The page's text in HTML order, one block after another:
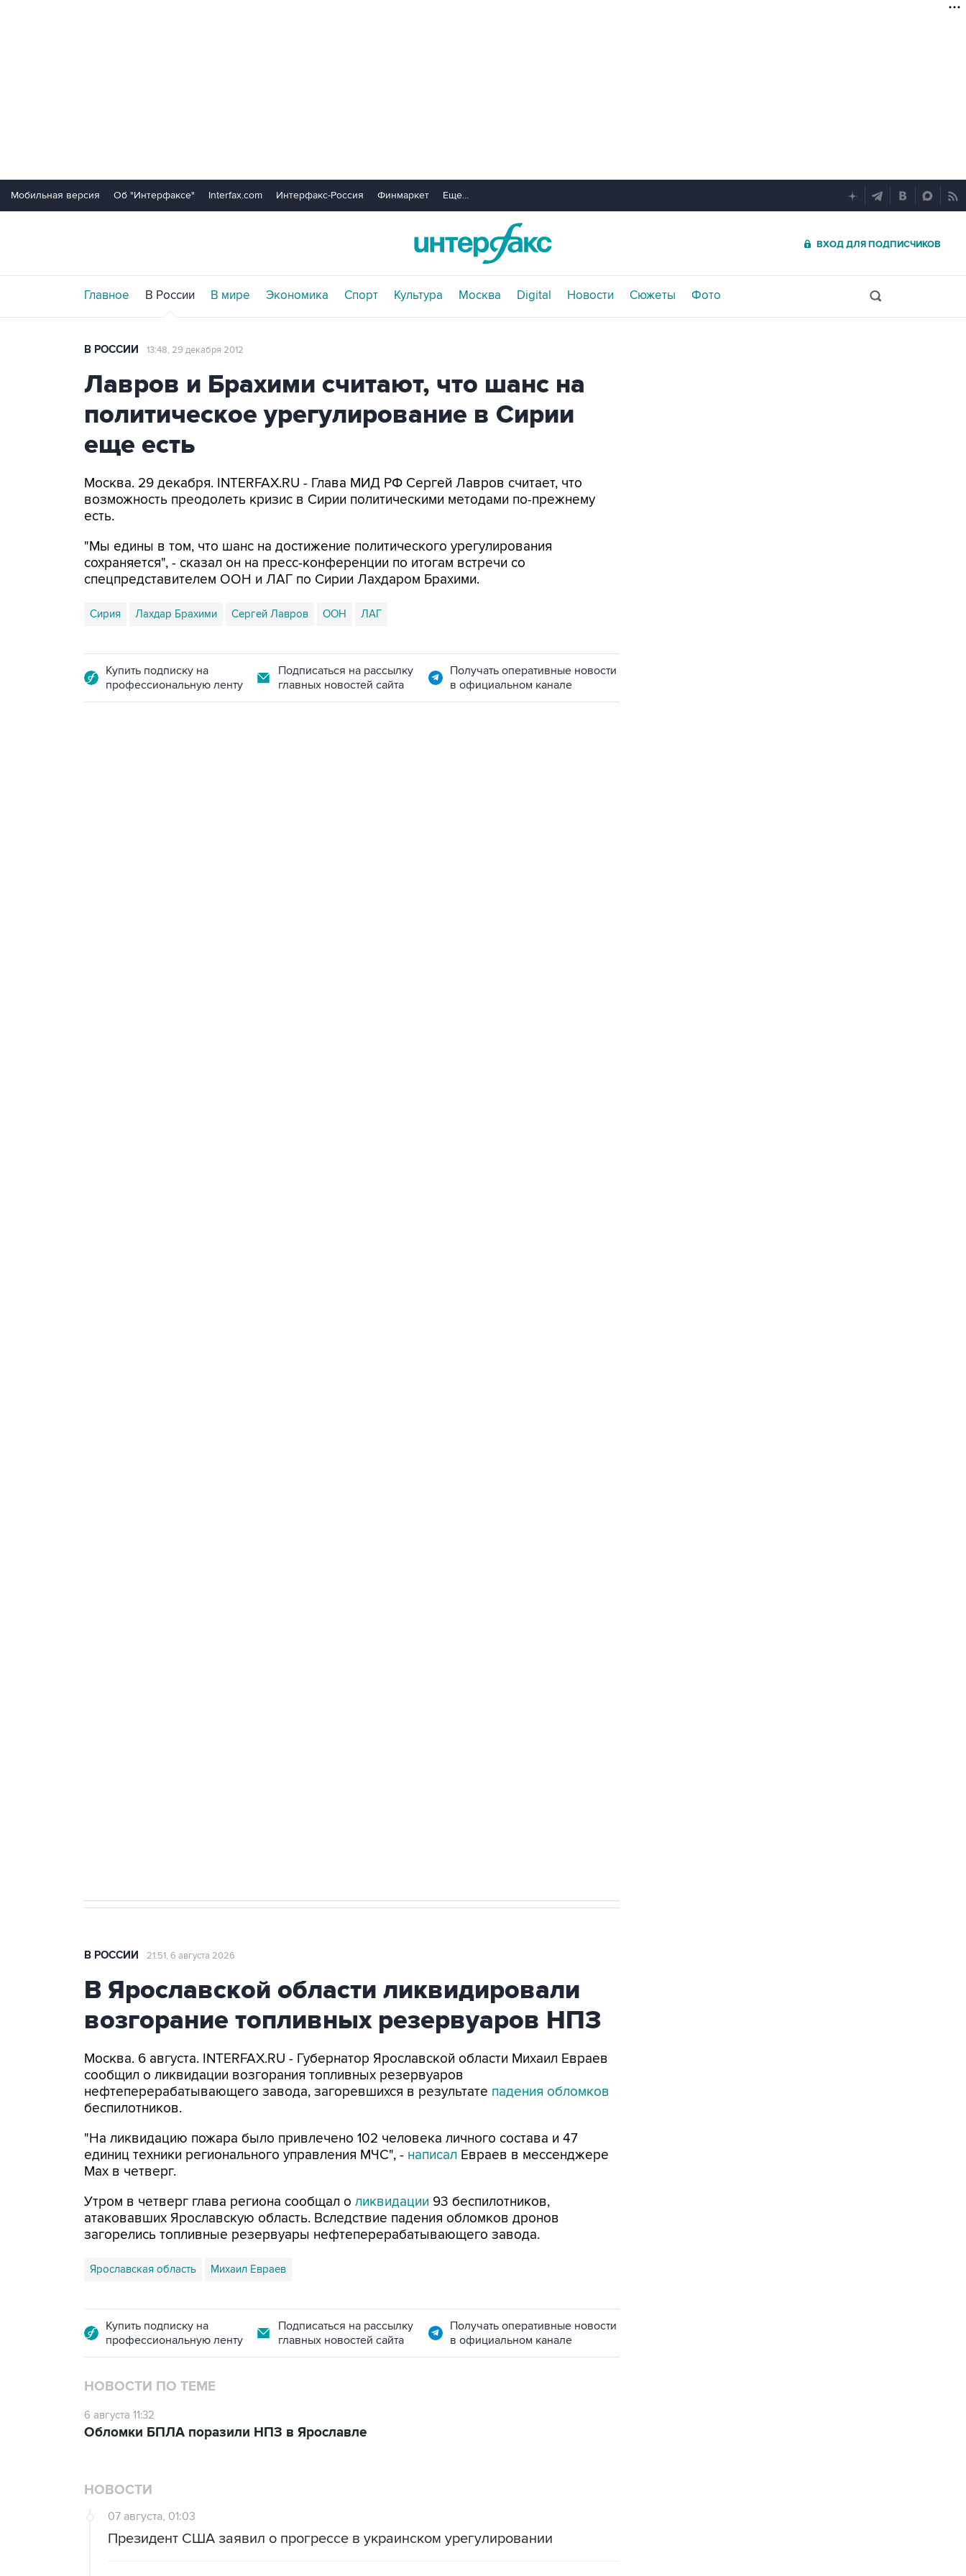
Мобильная версия Об "Интерфаксе" Interfax.com Интерфакс-Россия Финмаркет Еще...
ВХОД ДЛЯ ПОДПИСЧИКОВ
Главное В России В мире Экономика Спорт Культура Москва Digital Новости Сюжеты Фото
В РОССИИ 13:48, 29 декабря 2012
Лавров и Брахими считают, что шанс на
политическое урегулирование в Сирии
еще есть
Москва. 29 декабря. INTERFAX.RU - Глава МИД РФ Сергей Лавров считает, что
возможность преодолеть кризис в Сирии политическими методами по-прежнему
есть.
"Мы едины в том, что шанс на достижение политического урегулирования
сохраняется", - сказал он на пресс-конференции по итогам встречи со
спецпредставителем ООН и ЛАГ по Сирии Лахдаром Брахими.
Сирия Лахдар Брахими Сергей Лавров ООН ЛАГ
Купить подписку на
профессиональную ленту
Подписаться на рассылку
главных новостей сайта
Получать оперативные новости
в официальном канале
В РОССИИ 21:51, 6 августа 2026
В Ярославской области ликвидировали
возгорание топливных резервуаров НПЗ
Москва. 6 августа. INTERFAX.RU - Губернатор Ярославской области Михаил Евраев
сообщил о ликвидации возгорания топливных резервуаров
нефтеперерабатывающего завода, загоревшихся в результате падения обломков
беспилотников.
"На ликвидацию пожара было привлечено 102 человека личного состава и 47
единиц техники регионального управления МЧС", - написал Евраев в мессенджере
Мах в четверг.
Утром в четверг глава региона сообщал о ликвидации 93 беспилотников,
атаковавших Ярославскую область. Вследствие падения обломков дронов
загорелись топливные резервуары нефтеперерабатывающего завода.
Ярославская область Михаил Евраев
Купить подписку на
профессиональную ленту
Подписаться на рассылку
главных новостей сайта
Получать оперативные новости
в официальном канале
НОВОСТИ ПО ТЕМЕ
6 августа 11:32
Обломки БПЛА поразили НПЗ в Ярославле
НОВОСТИ
07 августа, 01:03
Президент США заявил о прогрессе в украинском урегулировании